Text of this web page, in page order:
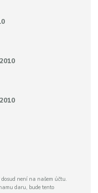
není na našem účtu.
daru, bude tento